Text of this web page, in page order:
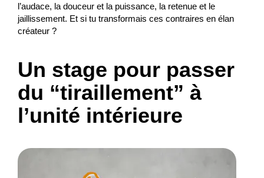
l’audace, la douceur et la puissance, la retenue et le
jaillissement. Et si tu transformais ces contraires en élan
créateur ?
Un stage pour passer
du “tiraillement” à
l’unité intérieure